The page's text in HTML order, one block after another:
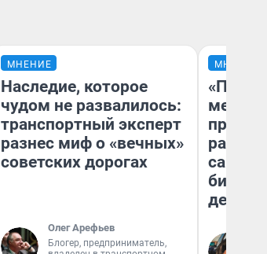
МНЕНИЕ
Наследие, которое
чудом не развалилось:
транспортный эксперт
разнес миф о «вечных»
советских дорогах
Олег Арефьев
Блогер, предприниматель,
МНЕНИЕ
самом